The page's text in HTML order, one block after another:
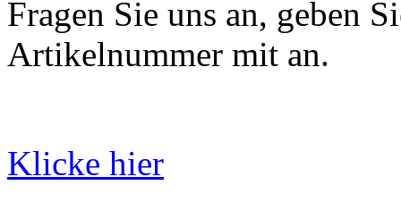
Fragen Sie uns an, geben
Artikelnummer mit an.
Klicke hier